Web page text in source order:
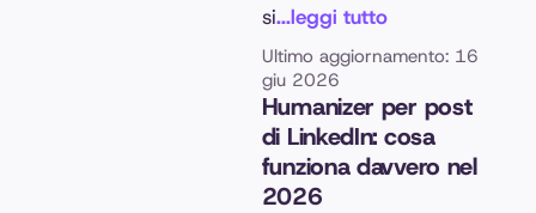
si...leggi tutto
Ultimo aggiornamento: 16
giu 2026
Humanizer per post
di LinkedIn: cosa
funziona davvero nel
2026